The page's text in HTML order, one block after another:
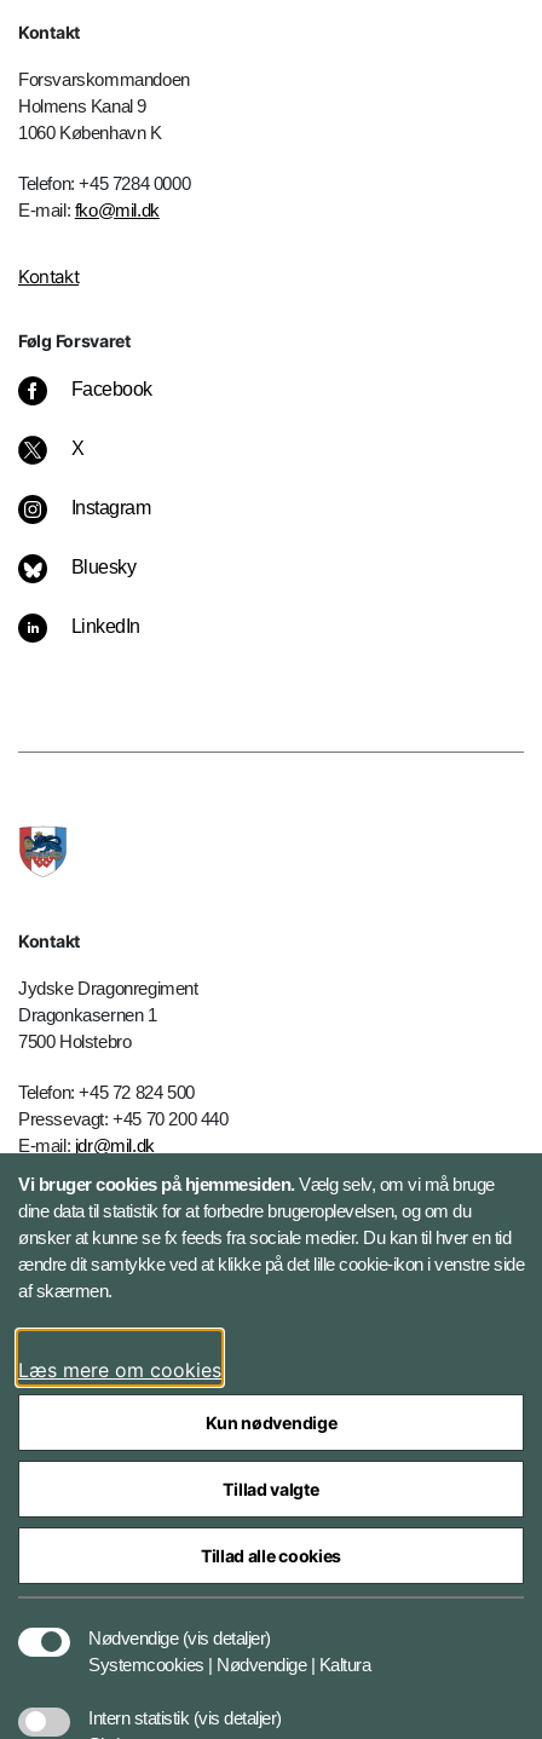
Kontakt
Forsvarskommandoen
Holmens Kanal 9
1060 København K
Telefon: +45 7284 0000
E-mail: fko@mil.dk
Kontakt
Følg Forsvaret
Facebook
X
Instagram
Bluesky
LinkedIn
Kontakt
Jydske Dragonregiment
Dragonkasernen 1
7500 Holstebro
Telefon: +45 72 824 500
Pressevagt: +45 70 200 440
E-mail: jdr@mil.dk
Databeskyttelse
Følg Jydske Dragonregiment
Facebook
Styrelser og myndigheder under Forsvarsministeriet
Vi bruger cookies på hjemmesiden.Vælg selv, om vi må bruge
dine data til statistik for at forbedre brugeroplevelsen, og om du
ønsker at kunne se fx feeds fra sociale medier. Du kan til hver en tid
ændre dit samtykke ved at klikke på det lille cookie-ikon i venstre side
af skærmen.
Læs mere om cookies
Kun nødvendige
Tillad valgte
Tillad alle cookies
Nødvendige (vis detaljer)
Systemcookies | Nødvendige | Kaltura
Intern statistik (vis detaljer)